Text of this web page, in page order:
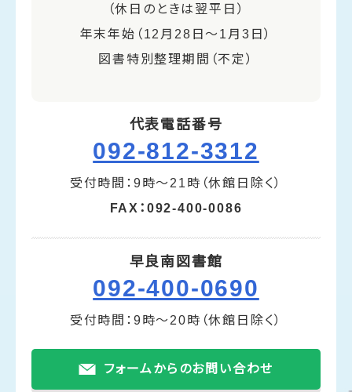
（休日のときは翌平日）
年末年始（12月28日～1月3日）
図書特別整理期間（不定）
代表電話番号
092-812-3312
受付時間：9時～21時（休館日除く）
FAX：092-400-0086
早良南図書館
092-400-0690
受付時間：9時～20時（休館日除く）
フォームからのお問い合わせ